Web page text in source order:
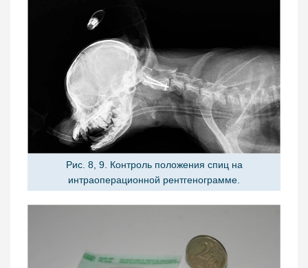
Рис. 8, 9. Контроль положения спиц на
интраоперационной рентгенограмме.